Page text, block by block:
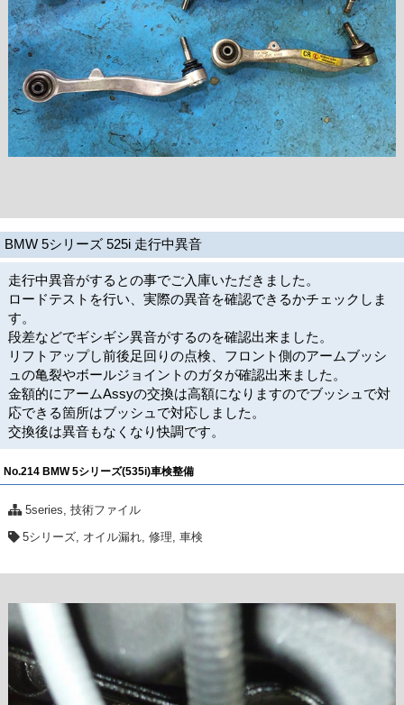
BMW 5シリーズ 525i 走行中異音
走行中異音がするとの事でご入庫いただきました。
ロードテストを行い、実際の異音を確認できるかチェックしま
す。
段差などでギシギシ異音がするのを確認出来ました。
リフトアップし前後足回りの点検、フロント側のアームブッシ
ュの亀裂やボールジョイントのガタが確認出来ました。
金額的にアームAssyの交換は高額になりますのでブッシュで対
応できる箇所はブッシュで対応しました。
交換後は異音もなくなり快調です。
No.214 BMW 5シリーズ(535i)車検整備
5series,技術ファイル
5シリーズ, オイル漏れ,修理,車検